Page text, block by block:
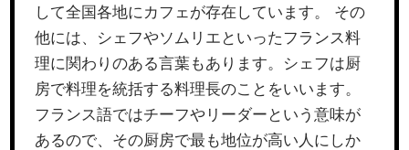
して全国各地にカフェが存在しています。 その
他には、シェフやソムリエといったフランス料
理に関わりのある言葉もあります。シェフは厨
房で料理を統括する料理長のことをいいます。
フランス語ではチーフやリーダーという意味が
あるので、その厨房で最も地位が高い人にしか